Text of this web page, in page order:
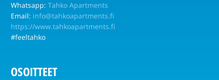
Whatsapp:Tahko Apartments
Email: info@tahkoapartments.fi
https://www.tahkoapartments.fi
#feeltahko
OSOITTEET